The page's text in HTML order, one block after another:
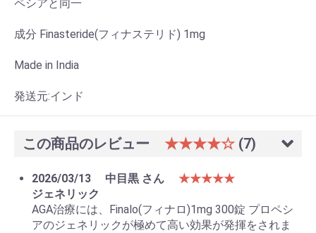
ペシアと同一
成分 Finasteride(フィナステリド) 1mg
Made in India
発送元:インド
この商品のレビュー ★★★★☆ (7)
2026/03/13 中目黒 さん
★★★★★
ジェネリック
AGA治療には、Finalo(フィナロ)1mg 300錠 プロペシ
アのジェネリックが極めて高い効果が発揮をされま